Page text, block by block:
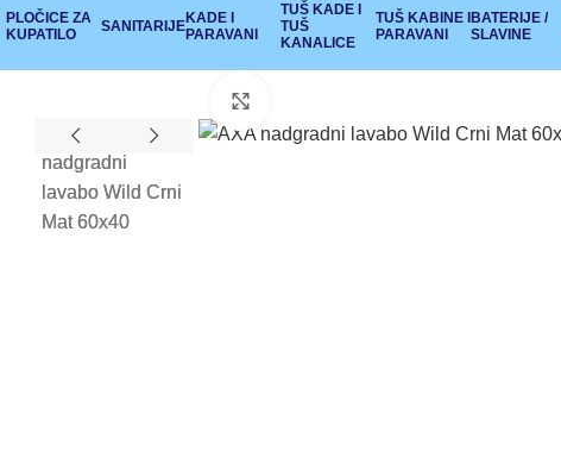
PLOČICE ZA
KUPATILO
SANITARIJEKADE I
PARAVANI
TUŠ KADE I
TUŠ
KANALICE
TUŠ KABINE I
PARAVANI
BATERIJE /
SLAVINE